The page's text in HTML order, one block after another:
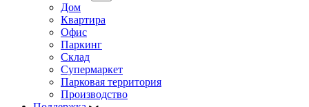
Дом
Квартира
Офис
Паркинг
Склад
Супермаркет
Парковая территория
Производство